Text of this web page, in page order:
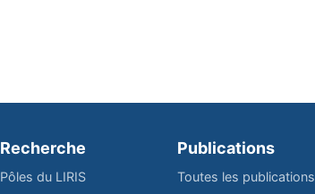
Recherche
Pôles du LIRIS
Publications
Toutes les publications